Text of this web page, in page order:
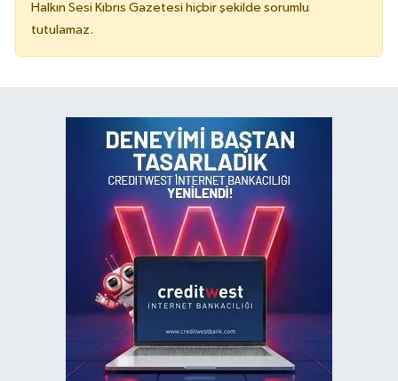
Halkın Sesi Kıbrıs Gazetesi hiçbir şekilde sorumlu
tutulamaz.